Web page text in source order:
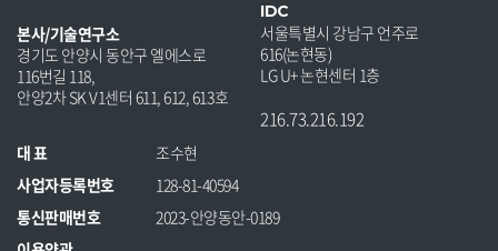
본사/기술연구소
경기도 안양시 동안구 엘에스로
116번길 118,
안양2차 SK V1센터 611, 612, 613호
IDC
서울특별시 강남구 언주로
616(논현동)
LG U+ 논현센터 1층
216.73.216.192
대 표
조수현
사업자등록번호
128-81-40594
통신판매번호
2023-안양동안-0189